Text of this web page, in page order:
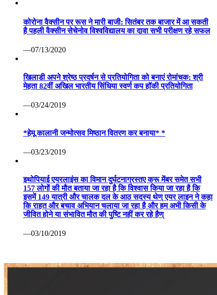
कोरोना वैक्सीन पर रूस ने मारी बाजी: सितंबर तक बाजार में आ सकती
है पहली वैक्सीन सेचेनोव विश्वविद्यालय का दावा सभी परीक्षण रहे सफल
—07/13/2020
खिलाडी अपने श्रेष्ठ प्रदर्षन से प्रतियोगिता को बनाएं रोमांचक: श्री
मेहता 82वीं अखिल भारतीय सिंधिया स्वर्ण कप हॉकी प्रतियोगिता
—03/24/2019
*हेमू कालानी जन्मोत्सव मिष्ठान वितरण कर बनाया* *
—03/23/2019
इथोपियाई एयरलाइंस का विमान दुर्घटनाग्रस्तए क्रू मेंबर समेत सभी
157 लोगों की मौत बताया जा रहा है कि विश्वास किया जा रहा है कि
इसमें 149 यात्री और चालक दल के आठ सदस्य थेण् एयर लाइन ने कहा
कि राहत और बचाव अभियान चलाया जा रहा है और हम अभी किसी के
जीवित होने या संभावित मौत की पुष्टि नहीं कर रहे हैण्
—03/10/2019